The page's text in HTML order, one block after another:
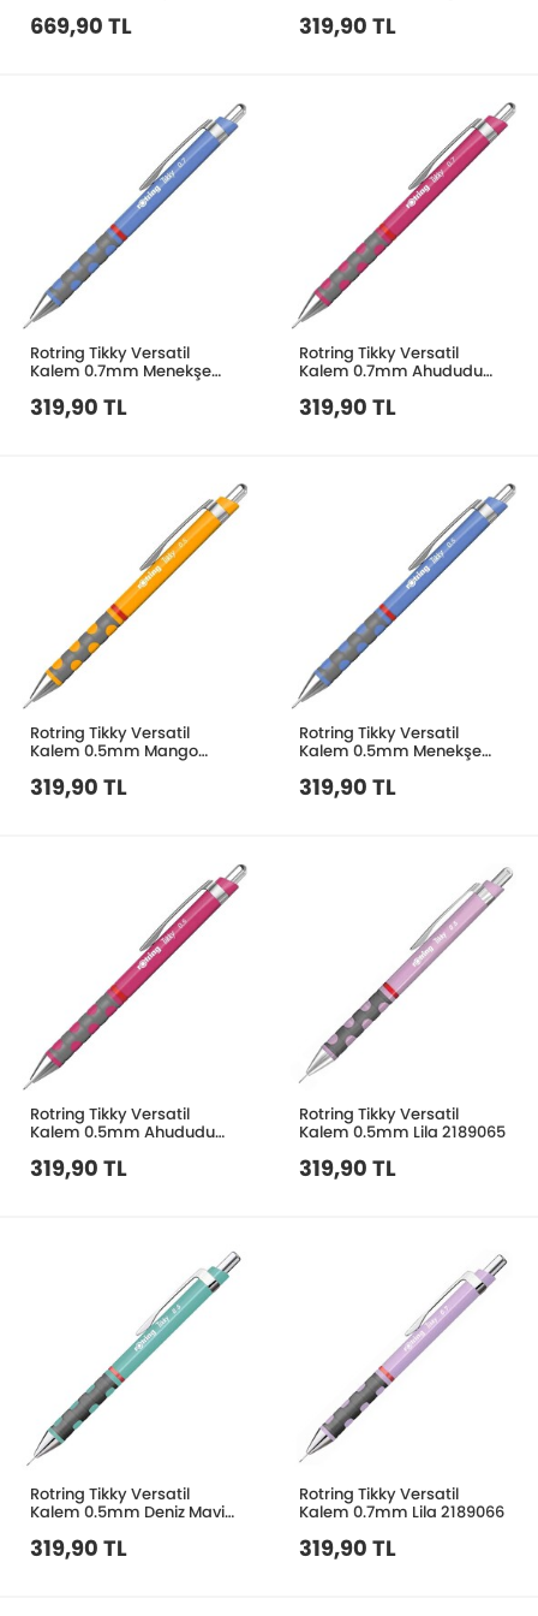
669,90 TL 319,90 TL
Rotring Tikky Versatil
Kalem 0.7mm Menekşe
319,90 TL
Rotring Tikky Versatil
Kalem 0.7mm Ahududu
319,90 TL
Rotring Tikky Versatil
Kalem 0.5mm Mango
319,90 TL
Rotring Tikky Versatil
Kalem 0.5mm Menekşe
319,90 TL
Rotring Tikky Versatil
Kalem 0.5mm Ahududu
319,90 TL
Rotring Tikky Versatil
Kalem 0.5mm Lila 2189065
319,90 TL
Rotring Tikky Versatil
Kalem 0.5mm Deniz Mavisi
319,90 TL
Rotring Tikky Versatil
Kalem 0.7mm Lila 2189066
319,90 TL